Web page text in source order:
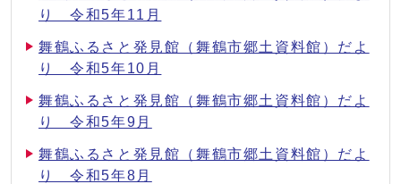
り 令和5年11月
舞鶴ふるさと発見館（舞鶴市郷土資料館）だよ
り 令和5年10月
舞鶴ふるさと発見館（舞鶴市郷土資料館）だよ
り 令和5年9月
舞鶴ふるさと発見館（舞鶴市郷土資料館）だよ
り 令和5年8月